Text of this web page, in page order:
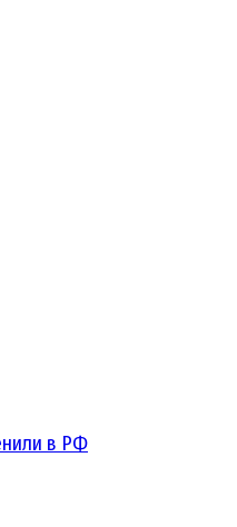
в РФ